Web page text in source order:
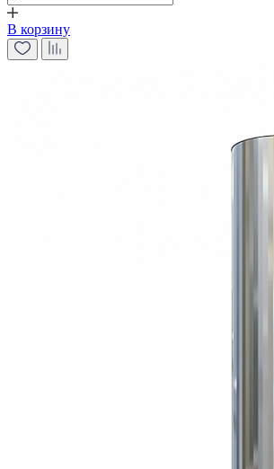
В корзину